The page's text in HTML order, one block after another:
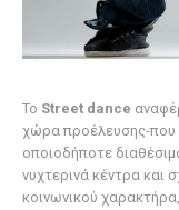
Το Street dance
χώρα προέλευσης-που
οποιοδήποτε
νυχτερινά κέντρα και
κοινωνικού